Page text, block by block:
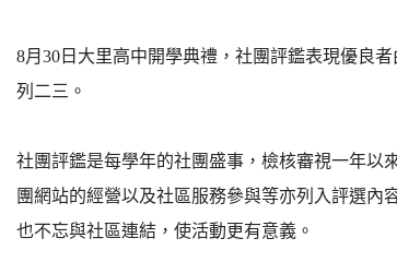
8月30日大里高中開學典禮，社團評鑑表現優良
列二三。
社團評鑑是每學年的社團盛事，檢核審視一年以
團網站的經營以及社區服務參與等亦列入評選內
也不忘與社區連結，使活動更有意義。